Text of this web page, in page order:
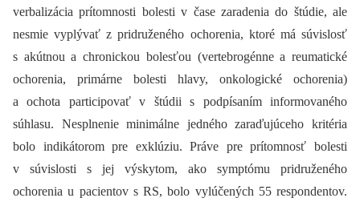
verbalizácia prítomnosti bolesti v čase zaradenia do štúdie, ale
nesmie vyplývať z pridruženého ochorenia, ktoré má súvislosť
s akútnou a chronickou bolesťou (vertebrogénne a reumatické
ochorenia, primárne bolesti hlavy, onkologické ochorenia)
a ochota participovať v štúdii s podpísaním informovaného
súhlasu. Nesplnenie minimálne jedného zaraďujúceho kritéria
bolo indikátorom pre exklúziu. Práve pre prítomnosť bolesti
v súvislosti s jej výskytom, ako symptómu pridruženého
ochorenia u pacientov s RS, bolo vylúčených 55 respondentov.